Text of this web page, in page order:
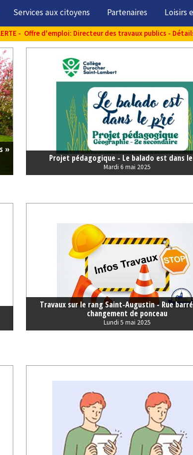
Services aux citoyens Partenaires Loisirs
- Offre d'emploi: Directeur des travaux publics -
»
Projet pédagogique - Le balado est dans
Mardi 6 mai 2025
Travaux sur le rang Saint-Augustin - Rue
changement de ponceau
Lundi 5 mai 2025